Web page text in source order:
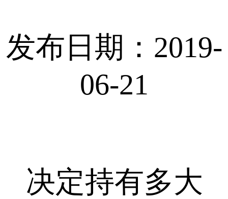
发布日期：2019-
06-21
决定持有多大